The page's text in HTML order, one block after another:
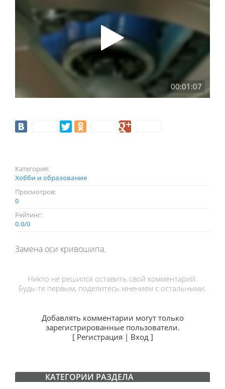
00:01:07
Категория:
Хобби и образование
Просмотров:
0
Рейтинг:
0.0/0
Замена оси кривошипа.
Никто не решился оставить свой комментарий.
Будь-те первым, поделитесь мнением с остальными.
Добавлять комментарии могут только
зарегистрированные пользователи.
[ Регистрация | Вход]
КАТЕГОРИИ РАЗДЕЛА